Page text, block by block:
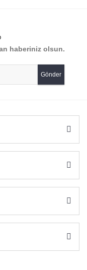
haberiniz olsun.
Gönder